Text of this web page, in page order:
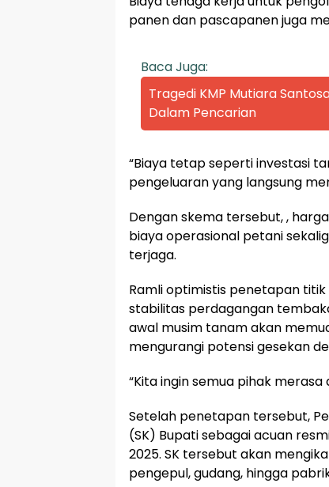
panen dan pascapanen juga
Baca Juga:
Tragedi KMP Mutiara
Dalam Pencarian
“Biaya tetap seperti investasi
pengeluaran yang langsung
Dengan skema tersebut, ,
biaya operasional petani
terjaga.
Ramli optimistis penetapan
stabilitas perdagangan
awal musim tanam akan
mengurangi potensi gesekan
“Kita ingin semua pihak
Setelah penetapan tersebut,
(SK) Bupati sebagai acuan
2025. SK tersebut akan
pengepul, gudang, hingga